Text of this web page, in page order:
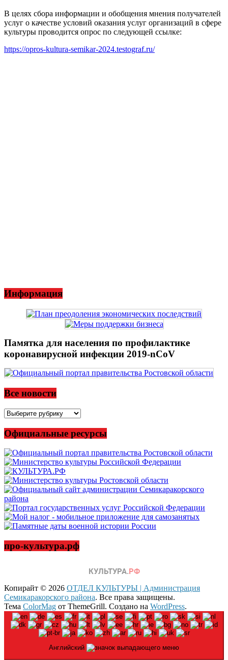
В целях сбора информации и обобщения мнения получателей
услуг о качестве условий оказания услуг организаций в сфере
культуры проводится опрос по следующей ссылке:
https://opros-kultura-semikar-2024.testograf.ru/
Информация
Памятка для населения по профилактике
коронавирусной инфекции 2019-nCoV
Все новости
Все
Официальные ресурсы
про-культура.рф
Копирайт © 2026 ОТДЕЛ КУЛЬТУРЫ | Администрация
Семикаракорского района. Все права защищены.
Тема ColorMag от ThemeGrill. Создано на WordPress.
Английский